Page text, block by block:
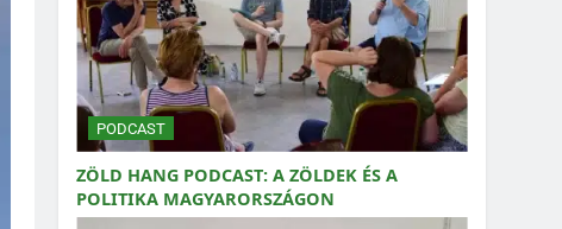
PODCAST
ZÖLD HANG PODCAST: A ZÖLDEK ÉS A
POLITIKA MAGYARORSZÁGON